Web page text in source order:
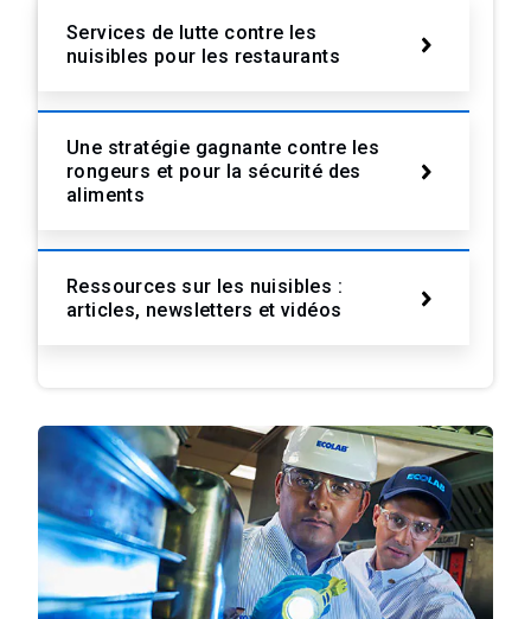
Services de lutte contre les
nuisibles pour les restaurants
Une stratégie gagnante contre les
rongeurs et pour la sécurité des
aliments
Ressources sur les nuisibles :
articles, newsletters et vidéos